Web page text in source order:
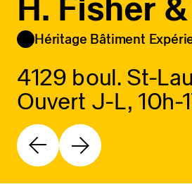
Héritage Bâtiment
4129 boul. St-
Ouvert J-L, 10h-